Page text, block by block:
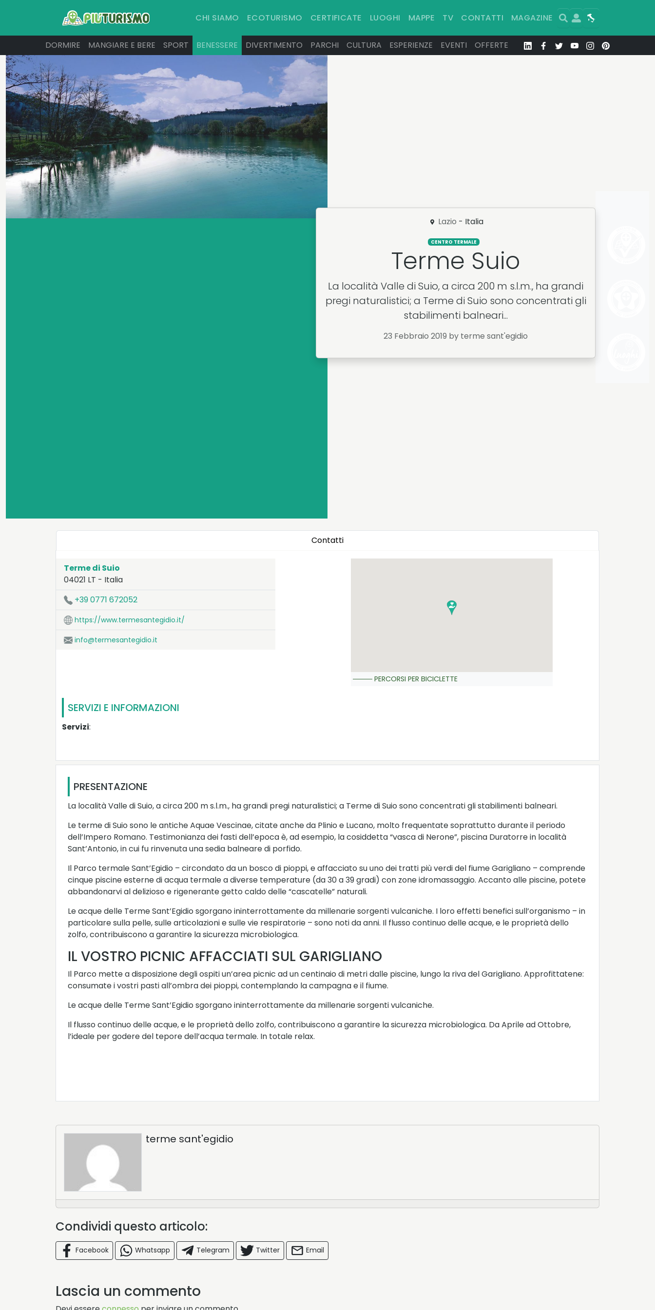
CHI SIAMO ECOTURISMO CERTIFICATE LUOGHI MAPPE TV CONTATTI MAGAZINE Search
User Map
DORMIRE MANGIARE E BERE SPORT BENESSERE DIVERTIMENTO PARCHI CULTURA ESPERIENZE EVENTI OFFERTE
Lazio - Italia
CENTRO TERMALE
Terme Suio
La località Valle di Suio, a circa 200 m s.l.m., ha grandi
pregi naturalistici; a Terme di Suio sono concentrati gli
stabilimenti balneari...
23 Febbraio 2019 by terme sant'egidio
Contatti
Terme di Suio
04021 LT - Italia
LAT:41.314- LNG:13.889
+39 0771 672052
https://www.termesantegidio.it/
info@termesantegidio.it
PERCORSI PER BICICLETTE
SERVIZI E INFORMAZIONI
Servizi:
PRESENTAZIONE
La località Valle di Suio, a circa 200 m s.l.m., ha grandi pregi naturalistici; a Terme di Suio sono concentrati gli stabilimenti balneari.
Le terme di Suio sono le antiche Aquae Vescinae, citate anche da Plinio e Lucano, molto frequentate soprattutto durante il periodo
dell’Impero Romano. Testimonianza dei fasti dell’epoca è, ad esempio, la cosiddetta “vasca di Nerone”, piscina Duratorre in località
Sant’Antonio, in cui fu rinvenuta una sedia balneare di porfido.
Il Parco termale Sant’Egidio – circondato da un bosco di pioppi, e affacciato su uno dei tratti più verdi del fiume Garigliano – comprende
cinque piscine esterne di acqua termale a diverse temperature (da 30 a 39 gradi) con zone idromassaggio. Accanto alle piscine, potete
abbandonarvi al delizioso e rigenerante getto caldo delle “cascatelle” naturali.
Le acque delle Terme Sant’Egidio sgorgano ininterrottamente da millenarie sorgenti vulcaniche. I loro effetti benefici sull’organismo – in
particolare sulla pelle, sulle articolazioni e sulle vie respiratorie – sono noti da anni. Il flusso continuo delle acque, e le proprietà dello
zolfo, contribuiscono a garantire la sicurezza microbiologica.
IL VOSTRO PICNIC AFFACCIATI SUL GARIGLIANO
Il Parco mette a disposizione degli ospiti un’area picnic ad un centinaio di metri dalle piscine, lungo la riva del Garigliano. Approfittatene:
consumate i vostri pasti all’ombra dei pioppi, contemplando la campagna e il fiume.
Le acque delle Terme Sant’Egidio sgorgano ininterrottamente da millenarie sorgenti vulcaniche.
Il flusso continuo delle acque, e le proprietà dello zolfo, contribuiscono a garantire la sicurezza microbiologica. Da Aprile ad Ottobre,
l’ideale per godere del tepore dell’acqua termale. In totale relax.
terme sant'egidio
Condividi questo articolo:
Facebook Whatsapp Telegram Twitter Email
Lascia un commento